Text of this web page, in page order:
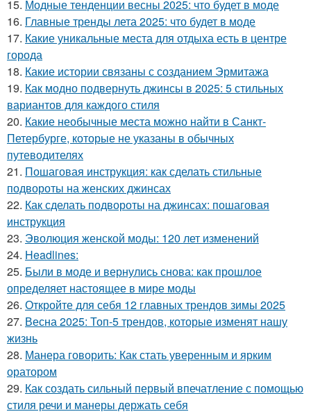
15. Модные тенденции весны 2025: что будет в моде
16. Главные тренды лета 2025: что будет в моде
17. Какие уникальные места для отдыха есть в центре
города
18. Какие истории связаны с созданием Эрмитажа
19. Как модно подвернуть джинсы в 2025: 5 стильных
вариантов для каждого стиля
20. Какие необычные места можно найти в Санкт-
Петербурге, которые не указаны в обычных
путеводителях
21. Пошаговая инструкция: как сделать стильные
подвороты на женских джинсах
22. Как сделать подвороты на джинсах: пошаговая
инструкция
23. Эволюция женской моды: 120 лет изменений
24. Headlines:
25. Были в моде и вернулись снова: как прошлое
определяет настоящее в мире моды
26. Откройте для себя 12 главных трендов зимы 2025
27. Весна 2025: Топ-5 трендов, которые изменят нашу
жизнь
28. Манера говорить: Как стать уверенным и ярким
оратором
29. Как создать сильный первый впечатление с помощью
стиля речи и манеры держать себя